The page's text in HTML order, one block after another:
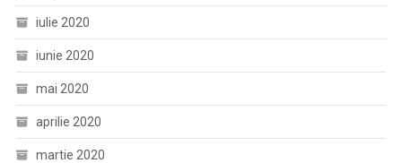
iulie 2020
iunie 2020
mai 2020
aprilie 2020
martie 2020